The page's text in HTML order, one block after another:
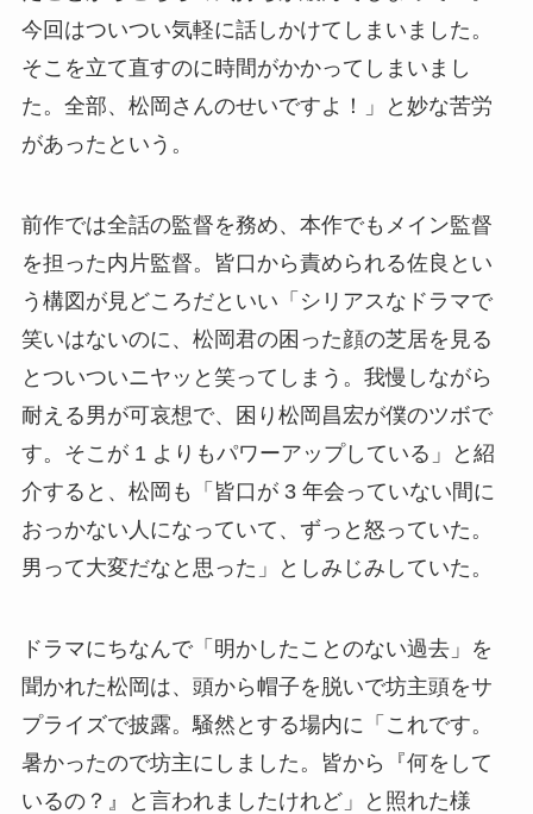
今回はついつい気軽に話しかけてしまいました。
そこを立て直すのに時間がかかってしまいまし
た。全部、松岡さんのせいですよ！」と妙な苦労
があったという。
前作では全話の監督を務め、本作でもメイン監督
を担った内片監督。皆口から責められる佐良とい
う構図が見どころだといい「シリアスなドラマで
笑いはないのに、松岡君の困った顔の芝居を見る
とついついニヤッと笑ってしまう。我慢しながら
耐える男が可哀想で、困り松岡昌宏が僕のツボで
す。そこが 1 よりもパワーアップしている」と紹
介すると、松岡も「皆口が 3 年会っていない間に
おっかない人になっていて、ずっと怒っていた。
男って大変だなと思った」としみじみしていた。
ドラマにちなんで「明かしたことのない過去」を
聞かれた松岡は、頭から帽子を脱いで坊主頭をサ
プライズで披露。騒然とする場内に「これです。
暑かったので坊主にしました。皆から『何をして
いるの？』と言われましたけれど」と照れた様